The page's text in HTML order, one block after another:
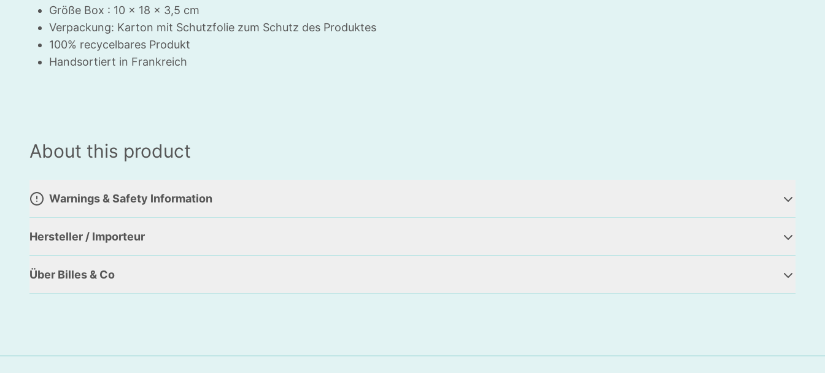
Größe Box : 10 x 18 x 3,5 cm
Verpackung: Karton mit Schutzfolie zum Schutz des Produktes
100% recycelbares Produkt
Handsortiert in Frankreich
About this product
Warnings & Safety Information
Hersteller / Importeur
Über Billes & Co